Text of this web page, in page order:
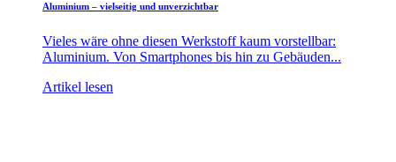
Aluminium – vielseitig und unverzichtbar
Vieles wäre ohne diesen Werkstoff kaum vorstellbar:
Aluminium. Von Smartphones bis hin zu Gebäuden...
Artikel lesen